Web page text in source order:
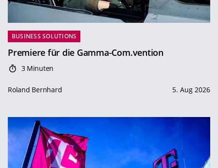
BUSINESS SOLUTIONS
Premiere für die Gamma-Com.vention
3 Minuten
Roland Bernhard 5. Aug 2026